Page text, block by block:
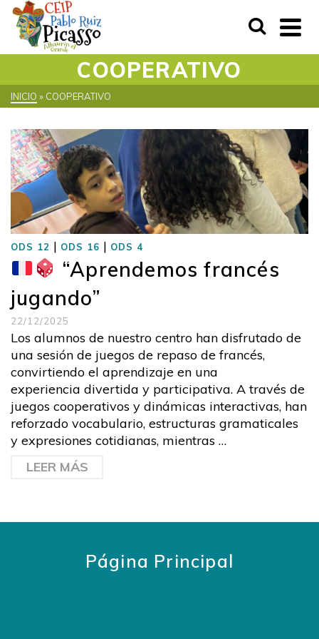
COOPERATIVO
INICIO » COOPERATIVO
ODS 12 | ODS 16 | ODS 4
“Aprendemos francés
jugando”
22/12/2025
Los alumnos de nuestro centro han disfrutado de
una sesión de juegos de repaso de francés,
convirtiendo el aprendizaje en una
experiencia divertida y participativa. A través de
juegos cooperativos y dinámicas interactivas, han
reforzado vocabulario, estructuras gramaticales
y expresiones cotidianas, mientras …
LEER MÁS
Página Principal